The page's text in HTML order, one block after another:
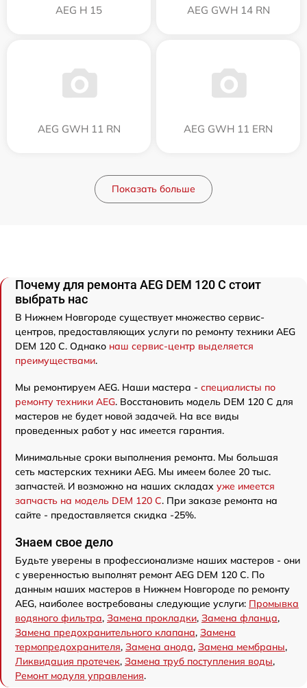
AEG H 15 AEG GWH 14 RN
AEG GWH 11 RN AEG GWH 11 ERN
Показать больше
Почему для ремонта AEG DEM 120 C стоит
выбрать нас
В Нижнем Новгороде существует множество сервис-
центров, предоставляющих услуги по ремонту техники AEG
DEM 120 C. Однако наш сервис-центр выделяется
преимуществами.
Мы ремонтируем AEG. Наши мастера - специалисты по
ремонту техники AEG. Восстановить модель DEM 120 C для
мастеров не будет новой задачей. На все виды
проведенных работ у нас имеется гарантия.
Минимальные сроки выполнения ремонта. Мы большая
сеть мастерских техники AEG. Мы имеем более 20 тыс.
запчастей. И возможно на наших складах уже имеется
запчасть на модель DEM 120 C. При заказе ремонта на
сайте - предоставляется скидка -25%.
Знаем свое дело
Будьте уверены в профессионализме наших мастеров - они
с уверенностью выполнят ремонт AEG DEM 120 C. По
данным наших мастеров в Нижнем Новгороде по ремонту
AEG, наиболее востребованы следующие услуги: Промывка
водяного фильтра, Замена прокладки, Замена фланца,
Замена предохранительного клапана, Замена
термопредохранителя, Замена анода, Замена мембраны,
Ликвидация протечек, Замена труб поступления воды,
Ремонт модуля управления.